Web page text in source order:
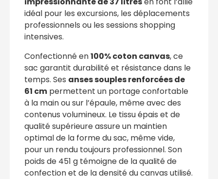
idéal pour les excursions, les déplacements
professionnels ou les sessions shopping
intensives.
Confectionné en100% coton canvas, ce
sac garantit durabilité et résistance dans le
temps. Ses anses souples renforcées de
61 cm permettent un portage confortable
à la main ou sur l’épaule, même avec des
contenus volumineux. Le tissu épais et de
qualité supérieure assure un maintien
optimal de la forme du sac, même vide,
pour un rendu toujours professionnel. Son
poids de 451 g témoigne de la qualité de
confection et de la densité du canvas utilisé.